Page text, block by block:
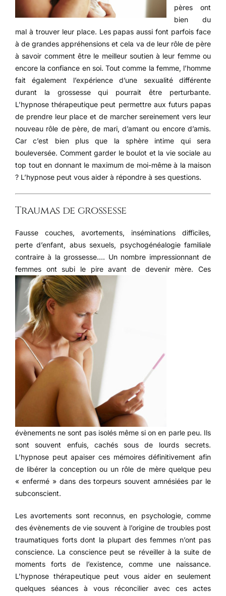
pères ont
bien du
mal à trouver leur place. Les papas aussi font parfois face
à de grandes appréhensions et cela va de leur rôle de père
à savoir comment être le meilleur soutien à leur femme ou
encore la confiance en soi. Tout comme la femme, l’homme
fait également l’expérience d’une sexualité différente
durant la grossesse qui pourrait être perturbante.
L’hypnose thérapeutique peut permettre aux futurs papas
de prendre leur place et de marcher sereinement vers leur
nouveau rôle de père, de mari, d’amant ou encore d’amis.
Car c’est bien plus que la sphère intime qui sera
bouleversée. Comment garder le boulot et la vie sociale au
top tout en donnant le maximum de moi-même à la maison
? L’hypnose peut vous aider à répondre à ses questions.
Traumas de grossesse
Fausse couches, avortements, inséminations difficiles,
perte d’enfant, abus sexuels, psychogénéalogie familiale
contraire à la grossesse…. Un nombre impressionnant de
femmes ont subi le pireavant de devenir mère. Ces
évènements ne sont pas isolés même si on en parle peu. Ils
sont souvent enfuis, cachés sous de lourds secrets.
L’hypnose peut apaiser ces mémoires définitivement afin
de libérer la conception ou un rôle de mère quelque peu
« enfermé » dans des torpeurs souvent amnésiées par le
subconscient.
Les avortements sont reconnus, en psychologie, comme
des évènements de vie souvent à l’origine de troubles post
traumatiques forts dont la plupart des femmes n’ont pas
conscience. La conscience peut se réveiller à la suite de
moments forts de l’existence, comme une naissance.
L’hypnose thérapeutique peut vous aider en seulement
quelques séances à vous réconcilier avec ces actes